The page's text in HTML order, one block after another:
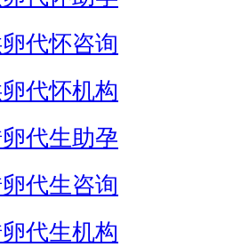
代怀咨询
代怀机构
代生助孕
代生咨询
代生机构